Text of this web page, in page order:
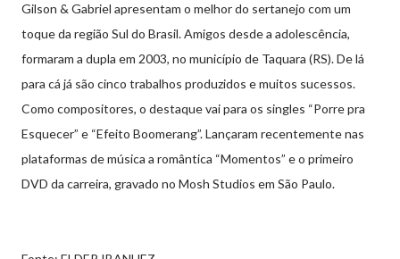
Gilson & Gabriel apresentam o melhor do sertanejo com um
toque da região Sul do Brasil. Amigos desde a adolescência,
formaram a dupla em 2003, no município de Taquara (RS). De lá
para cá já são cinco trabalhos produzidos e muitos sucessos.
Como compositores, o destaque vai para os singles “Porre pra
Esquecer” e “Efeito Boomerang”. Lançaram recentemente nas
plataformas de música a romântica “Momentos” e o primeiro
DVD da carreira, gravado no Mosh Studios em São Paulo.